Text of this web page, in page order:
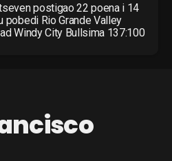
postigao 22 poena i 14
pobedi Rio Grande Valley
Windy City Bullsima 137:100